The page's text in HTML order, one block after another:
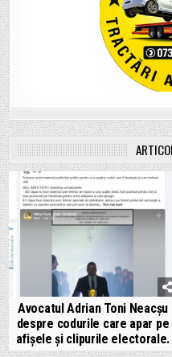
Avocatul Adrian Toni Neacșu
despre codurile care apar pe
afișele și clipurile electorale.